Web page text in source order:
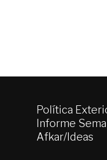
Política
Informe
Afkar/Ideas